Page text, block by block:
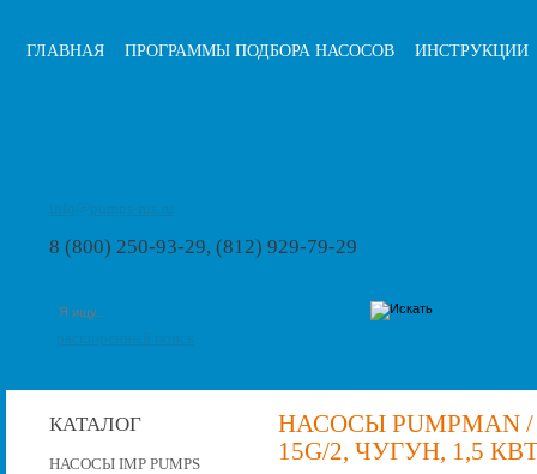
ГЛАВНАЯ ПРОГРАММЫ ПОДБОРА НАСОСОВ ИНСТРУКЦИИ
8 (800) 250-93-29, (812) 929-79-29
КАТАЛОГ
НАСОСЫ IMP PUMPS
НАСОСЫ PUMPMAN /
15G/2, ЧУГУН, 1,5